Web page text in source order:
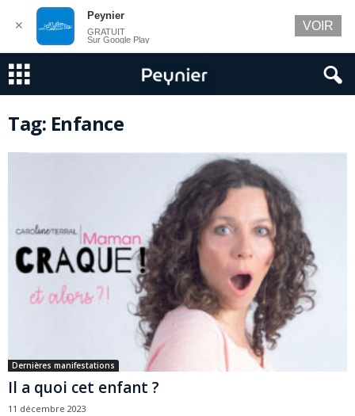
Tag: Enfance
Dernières manifestations
Il a quoi cet enfant ?
11 décembre 2023
✕
Peynier
GRATUIT
Sur Google Play
VOIR